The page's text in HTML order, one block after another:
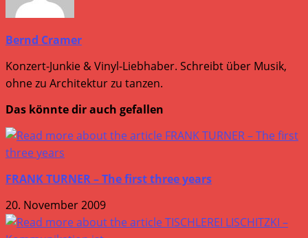
Bernd Cramer
Konzert-Junkie & Vinyl-Liebhaber. Schreibt über Musik,
ohne zu Architektur zu tanzen.
Das könnte dir auch gefallen
FRANK TURNER – The first three years
20. November 2009